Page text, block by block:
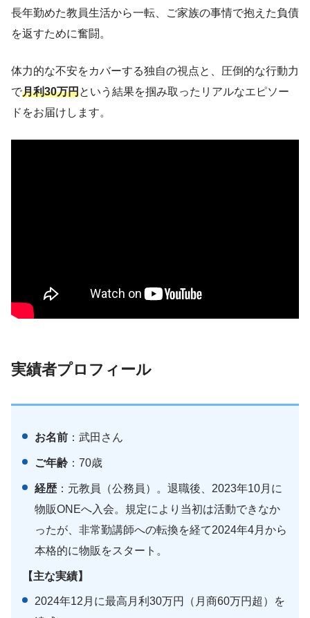
長年勤めた教員生活から一転、ご家族の事情で抱えた負債
を返すために奮闘。
体力的な不安をカバーする独自の視点と、圧倒的な行動力
で月利30万円という結果を掴み取ったリアルなエピソー
ドをお届けします。
実績者プロフィール
お名前 ：武田さん
ご年齢 ：70歳
経歴：元教員（公務員）。退職後、2023年10月に
物販ONEへ入会。規定により当初は活動できなか
ったが、非常勤講師への転換を経て2024年4月から
本格的に物販をスタート。
【主な実績】
2024年12月に最高月利30万円（月商60万円超）を